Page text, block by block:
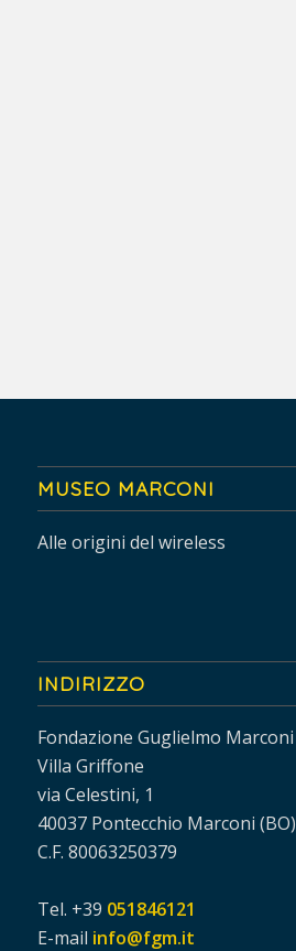
MUSEO MARCONI
Alle origini del wireless
INDIRIZZO
Fondazione Guglielmo Marconi
Villa Griffone
via Celestini, 1
40037 Pontecchio Marconi (BO)
C.F. 80063250379
Tel. +39 051846121
E-mail info@fgm.it